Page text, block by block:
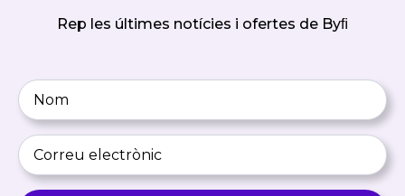
Rep les últimes notícies i ofertes de Byﬁ
Nom
Correu
electrònic
*